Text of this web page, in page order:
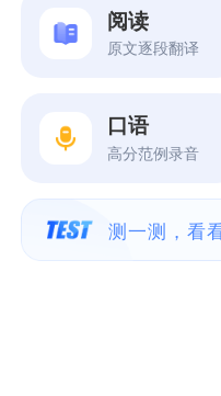
阅读
原文逐段翻译
口语
高分范例录音
测一测，看